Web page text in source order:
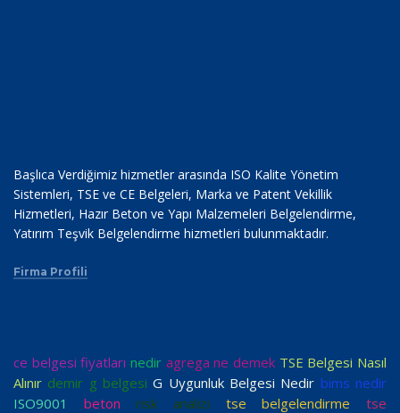
Başlıca Verdiğimiz hizmetler arasında ISO Kalite Yönetim
Sistemleri, TSE ve CE Belgeleri, Marka ve Patent Vekillik
Hizmetleri, Hazır Beton ve Yapı Malzemeleri Belgelendirme,
Yatırım Teşvik Belgelendirme hizmetleri bulunmaktadır.
Firma Profili
ce belgesi fiyatları nedir agrega ne demek TSE Belgesi Nasıl
Alınır demir g belgesi G Uygunluk Belgesi Nedir bims nedir
ISO9001
beton risk analizi tse belgelendirme
tse